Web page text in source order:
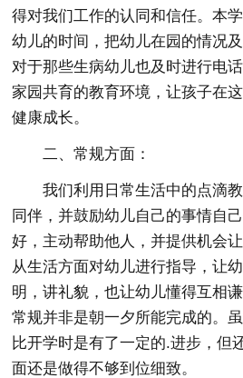
得对我们工作的认同和信任。本
幼儿的时间，把幼儿在园的情况
对于那些生病幼儿也及时进行电
家园共育的教育环境，让孩子在
健康成长。
二、常规方面：
我们利用日常生活中的点滴
同伴，并鼓励幼儿自己的事情自
好，主动帮助他人，并提供机会
从生活方面对幼儿进行指导，让
明，讲礼貌，也让幼儿懂得互相
常规并非是朝一夕所能完成的。
比开学时是有了一定的.进步，但
面还是做得不够到位细致。